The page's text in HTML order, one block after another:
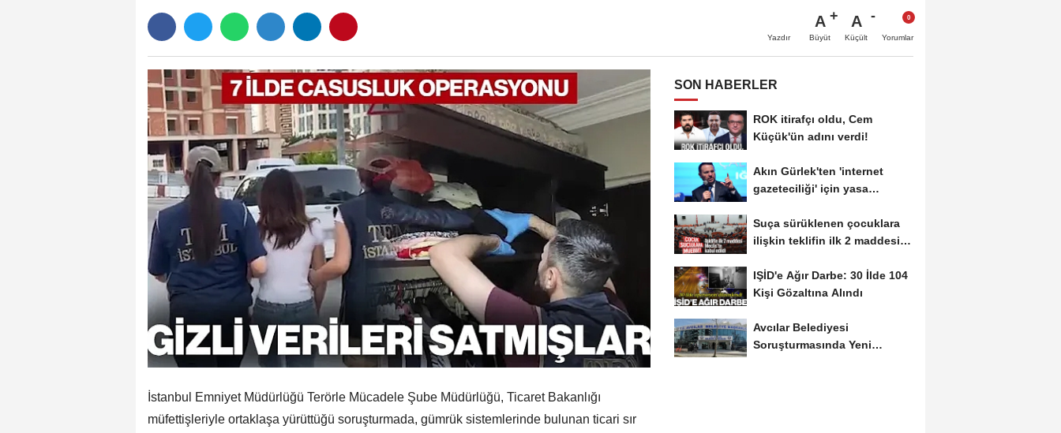
Yazdır
A
Büyüt
A
Küçült Yorumlar
İstanbul Emniyet Müdürlüğü Terörle Mücadele Şube Müdürlüğü, Ticaret Bakanlığı
müfettişleriyle ortaklaşa yürüttüğü soruşturmada, gümrük sistemlerinde bulunan ticari sır
SON HABERLER
ROK itirafçı oldu, Cem
Küçük'ün adını verdi!
Akın Gürlek'ten 'internet
gazeteciliği' için yasa
Suça sürüklenen çocuklara
ilişkin teklifin ilk 2 maddesi
IŞİD'e Ağır Darbe: 30 İlde 104
Kişi Gözaltına Alındı
Avcılar Belediyesi
Soruşturmasında Yeni